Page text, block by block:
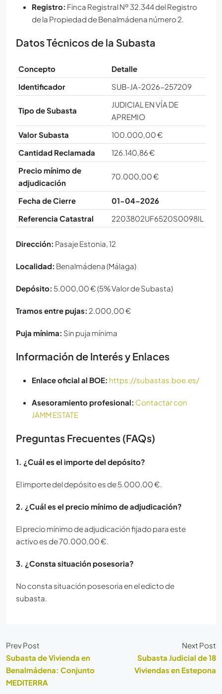
Registro: Finca Registral Nº 32.344 del Registro
de la Propiedad de Benalmádena número 2.
Datos Técnicos de la Subasta
Concepto
Detalle
Identificador
SUB-JA-2026-257209
Tipo de Subasta
JUDICIAL EN VÍA DE
APREMIO
Valor Subasta
100.000,00 €
Cantidad Reclamada
126.140,86 €
Precio mínimo de
adjudicación
70.000,00 €
Fecha de Cierre
01-04-2026
Referencia Catastral
2203802UF6520S0098IL
Dirección: Pasaje Estonia, 12
Localidad: Benalmádena (Málaga)
Depósito: 5.000,00 € (5% Valor de Subasta)
Tramos entre pujas: 2.000,00 €
Puja mínima: Sin puja mínima
Información de Interés y Enlaces
Enlace oficial al BOE: https://subastas.boe.es/
Asesoramiento profesional: Contactar con
JAMM ESTATE
Preguntas Frecuentes (FAQs)
1. ¿Cuál es el importe del depósito?
El importe del depósito es de 5.000,00 €.
2. ¿Cuál es el precio mínimo de adjudicación?
El precio mínimo de adjudicación fijado para este
activo es de 70.000,00 €.
3. ¿Consta situación posesoria?
No consta situación posesoria en el edicto de
subasta.
Prev Post
Subasta de Vivienda en
Benalmádena: Conjunto
MEDITERRA
Next Post
Subasta Judicial de 18
Viviendas en Estepona